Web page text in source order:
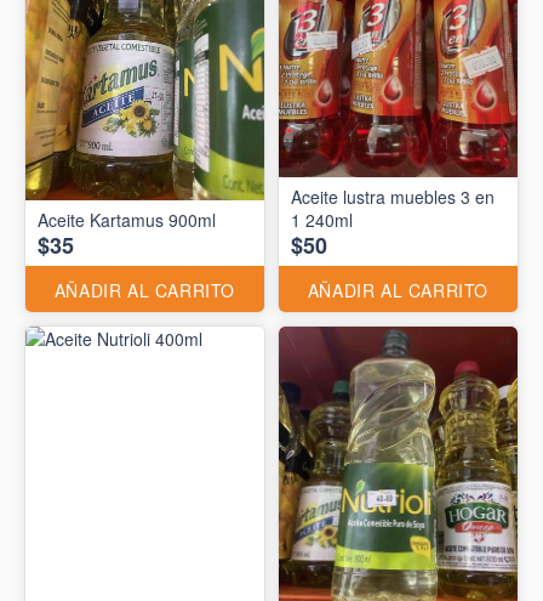
Aceite Kartamus 900ml
$35
AÑADIR AL CARRITO
Aceite lustra muebles 3 en
1 240ml
$50
AÑADIR AL CARRITO